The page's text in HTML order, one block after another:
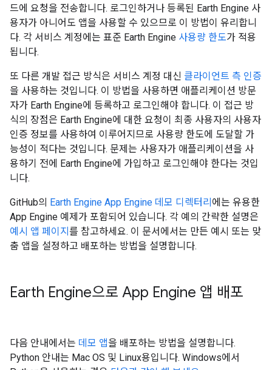
드에 요청을 전송합니다. 로그인하거나 등록된 Earth Engine 사
용자가 아니어도 앱을 사용할 수 있으므로 이 방법이 유리합니
다. 각 서비스 계정에는 표준 Earth Engine 사용량 한도가 적용
됩니다.
또 다른 개발 접근 방식은 서비스 계정 대신 클라이언트 측 인증
을 사용하는 것입니다. 이 방법을 사용하면 애플리케이션 방문
자가 Earth Engine에 등록하고 로그인해야 합니다. 이 접근 방
식의 장점은 Earth Engine에 대한 요청이 최종 사용자의 사용자
인증 정보를 사용하여 이루어지므로 사용량 한도에 도달할 가
능성이 적다는 것입니다. 문제는 사용자가 애플리케이션을 사
용하기 전에 Earth Engine에 가입하고 로그인해야 한다는 것입
니다.
GitHub의 Earth Engine App Engine 데모 디렉터리 에는 유용한
App Engine 예제가 포함되어 있습니다. 각 예의 간략한 설명은
예시 앱 페이지 를 참고하세요. 이 문서에서는 만든 예시 또는 맞
춤 앱을 설정하고 배포하는 방법을 설명합니다.
Earth Engine으로 App Engine 앱 배포
다음 안내에서는 데모 앱을 배포하는 방법을 설명합니다.
Python 안내는 Mac OS 및 Linux용입니다. Windows에서